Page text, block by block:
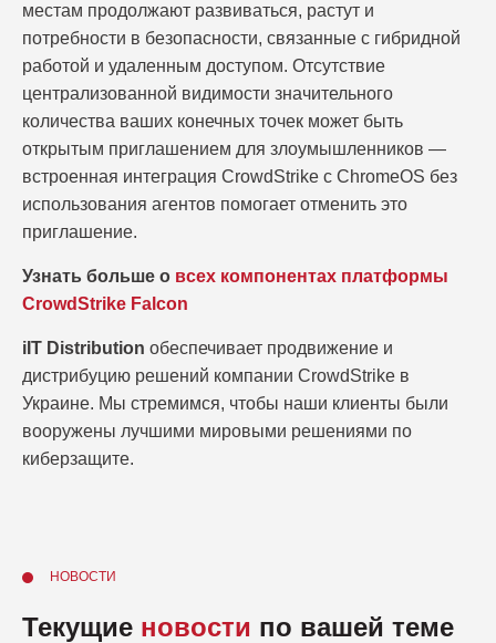
местам продолжают развиваться, растут и
потребности в безопасности, связанные с гибридной
работой и удаленным доступом. Отсутствие
централизованной видимости значительного
количества ваших конечных точек может быть
открытым приглашением для злоумышленников —
встроенная интеграция CrowdStrike с ChromeOS без
использования агентов помогает отменить это
приглашение.
Узнать больше о всех компонентах платформы
CrowdStrike Falcon
iIT Distribution обеспечивает продвижение и
дистрибуцию решений компании CrowdStrike в
Украине. Мы стремимся, чтобы наши клиенты были
вооружены лучшими мировыми решениями по
киберзащите.
НОВОСТИ
Текущие новости по вашей теме